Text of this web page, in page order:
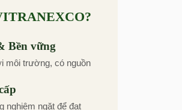
Bền vững
môi trường, có nguồn
nghiêm ngặt để đạt